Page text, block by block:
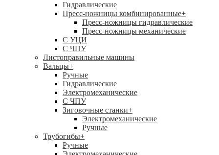
Гидравлические
Пресс-ножницы комбинированные+
Пресс-ножницы гидравлические
Пресс-ножницы механические
С УЦИ
С ЧПУ
Листоправильные машины
Вальцы+
Ручные
Гидравлические
Электромеханические
С ЧПУ
Зиговочные станки+
Электромеханические
Ручные
Трубогибы+
Ручные